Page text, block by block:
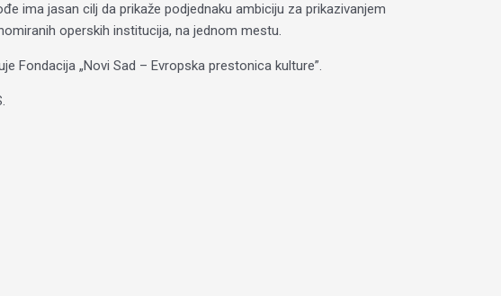
ima jasan cilj da prikaže podjednaku ambiciju za prikazivanjem
operskih institucija, na jednom mestu.
Fondacija „Novi Sad – Evropska prestonica kulture”.